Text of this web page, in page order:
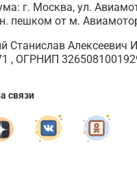
г. Москва, ул.
пешком от м.
Станислав Алексеевич
, ОГРНИП
связи